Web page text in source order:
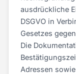
ausdrückliche
DSGVO in
Gesetzes
Die
Adressen